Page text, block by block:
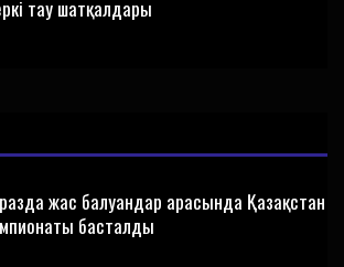
тау шатқалдары
жас балуандар арасында Қазақстан
басталды